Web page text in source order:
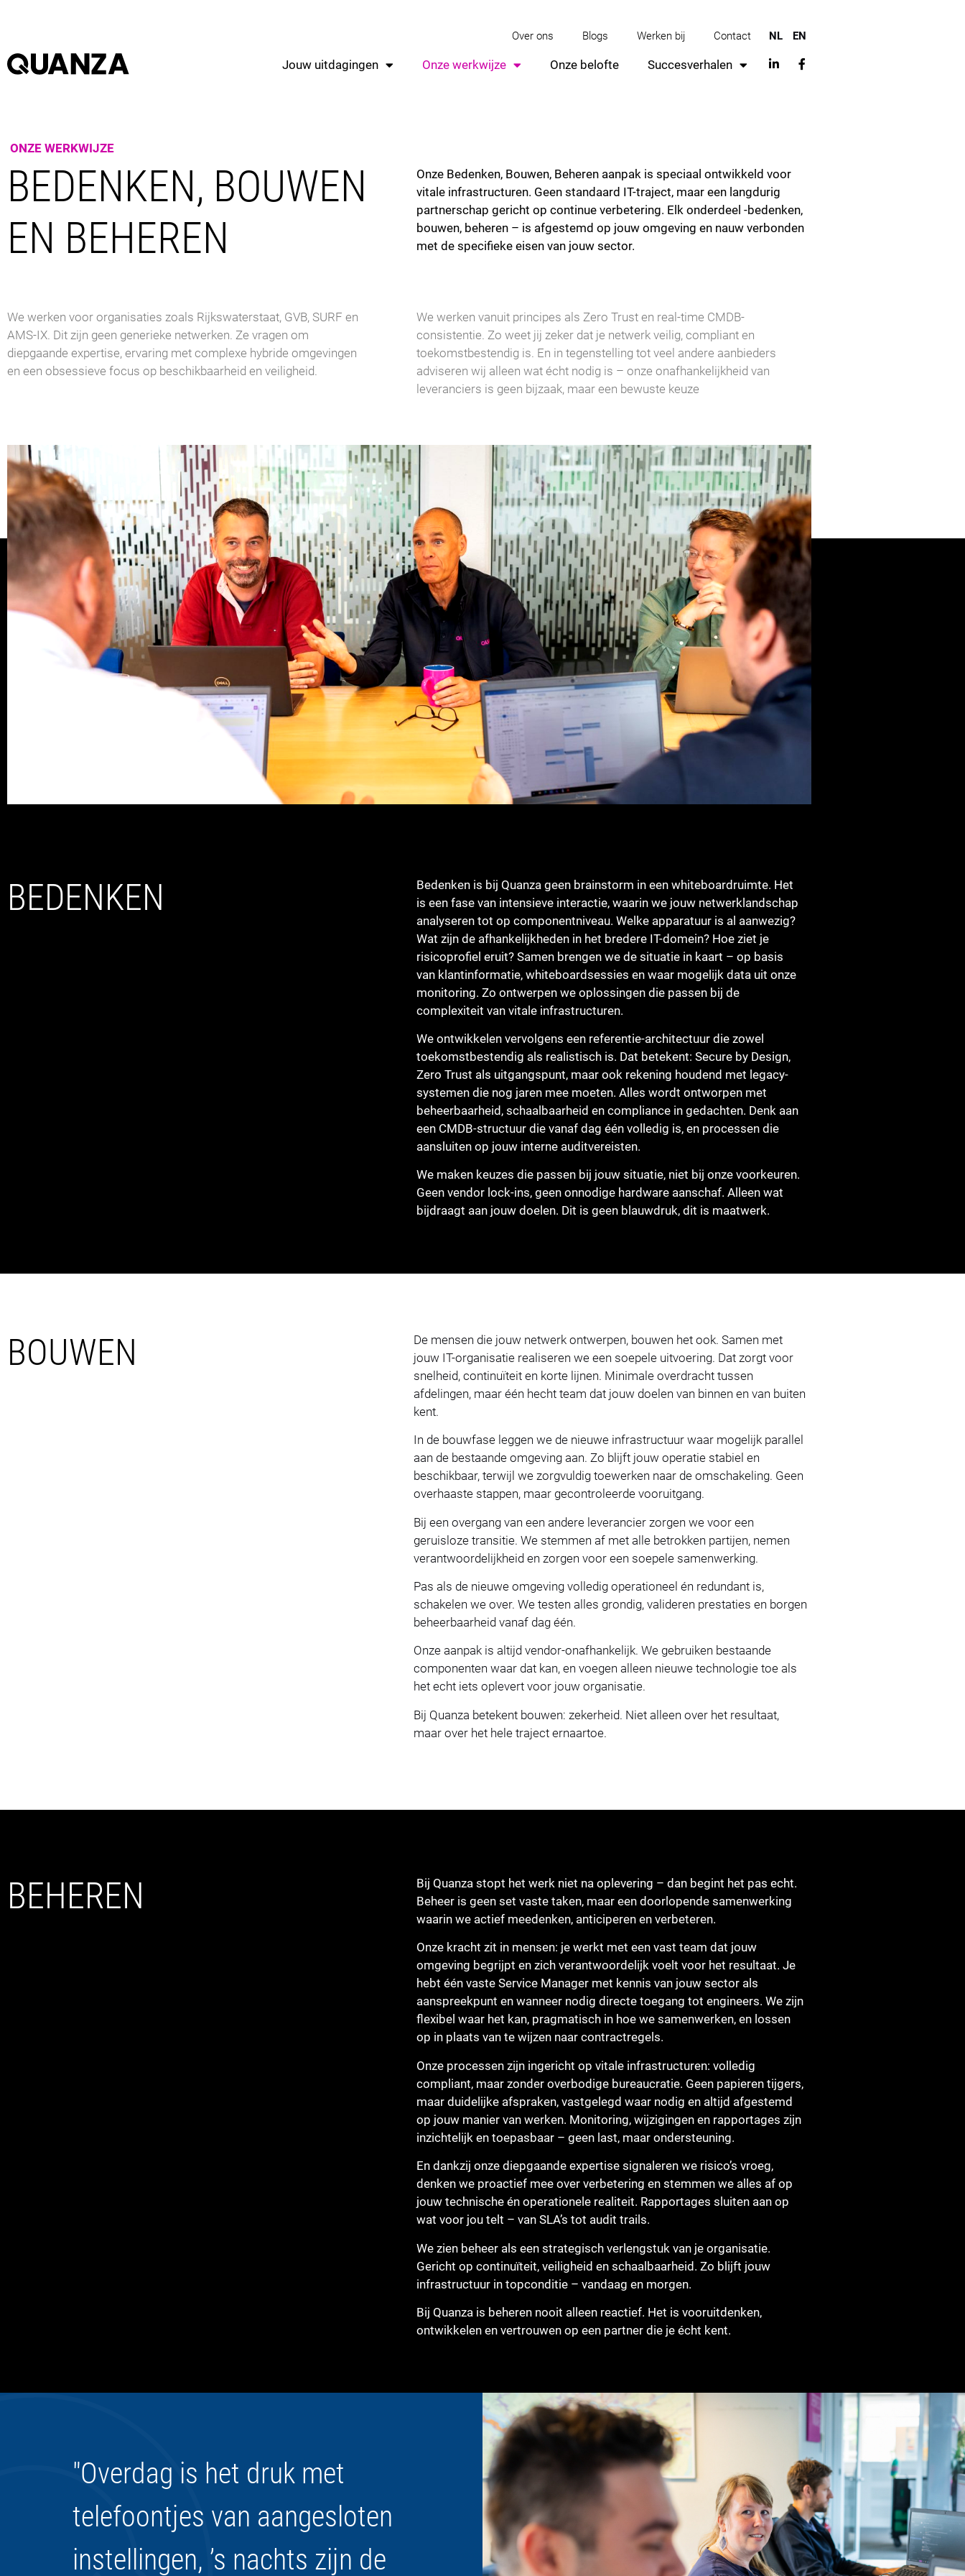
Over ons Blogs Werken bij Contact NL EN
Jouw uitdagingen Onze werkwijze Onze belofte Succesverhalen
ONZE WERKWIJZE
BEDENKEN, BOUWEN
EN BEHEREN
Onze Bedenken, Bouwen, Beheren aanpak is speciaal ontwikkeld voor
vitale infrastructuren. Geen standaard IT-traject, maar een langdurig
partnerschap gericht op continue verbetering. Elk onderdeel -bedenken,
bouwen, beheren – is afgestemd op jouw omgeving en nauw verbonden
met de specifieke eisen van jouw sector.
We werken voor organisaties zoals Rijkswaterstaat, GVB, SURF en
AMS-IX. Dit zijn geen generieke netwerken. Ze vragen om
diepgaande expertise, ervaring met complexe hybride omgevingen
en een obsessieve focus op beschikbaarheid en veiligheid.
We werken vanuit principes als Zero Trust en real-time CMDB-
consistentie. Zo weet jij zeker dat je netwerk veilig, compliant en
toekomstbestendig is. En in tegenstelling tot veel andere aanbieders
adviseren wij alleen wat écht nodig is – onze onafhankelijkheid van
leveranciers is geen bijzaak, maar een bewuste keuze
BEDENKEN
Bedenken is bij Quanza geen brainstorm in een whiteboardruimte. Het
is een fase van intensieve interactie, waarin we jouw netwerklandschap
analyseren tot op componentniveau. Welke apparatuur is al aanwezig?
Wat zijn de afhankelijkheden in het bredere IT-domein? Hoe ziet je
risicoprofiel eruit? Samen brengen we de situatie in kaart – op basis
van klantinformatie, whiteboardsessies en waar mogelijk data uit onze
monitoring. Zo ontwerpen we oplossingen die passen bij de
complexiteit van vitale infrastructuren.
We ontwikkelen vervolgens een referentie-architectuur die zowel
toekomstbestendig als realistisch is. Dat betekent: Secure by Design,
Zero Trust als uitgangspunt, maar ook rekening houdend met legacy-
systemen die nog jaren mee moeten. Alles wordt ontworpen met
beheerbaarheid, schaalbaarheid en compliance in gedachten. Denk aan
een CMDB-structuur die vanaf dag één volledig is, en processen die
aansluiten op jouw interne auditvereisten.
We maken keuzes die passen bij jouw situatie, niet bij onze voorkeuren.
Geen vendor lock-ins, geen onnodige hardware aanschaf. Alleen wat
bijdraagt aan jouw doelen. Dit is geen blauwdruk, dit is maatwerk.
BOUWEN
De mensen die jouw netwerk ontwerpen, bouwen het ook. Samen met
jouw IT-organisatie realiseren we een soepele uitvoering. Dat zorgt voor
snelheid, continuïteit en korte lijnen. Minimale overdracht tussen
afdelingen, maar één hecht team dat jouw doelen van binnen en van buiten
kent.
In de bouwfase leggen we de nieuwe infrastructuur waar mogelijk parallel
aan de bestaande omgeving aan. Zo blijft jouw operatie stabiel en
beschikbaar, terwijl we zorgvuldig toewerken naar de omschakeling. Geen
overhaaste stappen, maar gecontroleerde vooruitgang.
Bij een overgang van een andere leverancier zorgen we voor een
geruisloze transitie. We stemmen af met alle betrokken partijen, nemen
verantwoordelijkheid en zorgen voor een soepele samenwerking.
Pas als de nieuwe omgeving volledig operationeel én redundant is,
schakelen we over. We testen alles grondig, valideren prestaties en borgen
beheerbaarheid vanaf dag één.
Onze aanpak is altijd vendor-onafhankelijk. We gebruiken bestaande
componenten waar dat kan, en voegen alleen nieuwe technologie toe als
het echt iets oplevert voor jouw organisatie.
Bij Quanza betekent bouwen: zekerheid. Niet alleen over het resultaat,
maar over het hele traject ernaartoe.
BEHEREN
Bij Quanza stopt het werk niet na oplevering – dan begint het pas echt.
Beheer is geen set vaste taken, maar een doorlopende samenwerking
waarin we actief meedenken, anticiperen en verbeteren.
Onze kracht zit in mensen: je werkt met een vast team dat jouw
omgeving begrijpt en zich verantwoordelijk voelt voor het resultaat. Je
hebt één vaste Service Manager met kennis van jouw sector als
aanspreekpunt en wanneer nodig directe toegang tot engineers. We zijn
flexibel waar het kan, pragmatisch in hoe we samenwerken, en lossen
op in plaats van te wijzen naar contractregels.
Onze processen zijn ingericht op vitale infrastructuren: volledig
compliant, maar zonder overbodige bureaucratie. Geen papieren tijgers,
maar duidelijke afspraken, vastgelegd waar nodig en altijd afgestemd
op jouw manier van werken. Monitoring, wijzigingen en rapportages zijn
inzichtelijk en toepasbaar – geen last, maar ondersteuning.
En dankzij onze diepgaande expertise signaleren we risico’s vroeg,
denken we proactief mee over verbetering en stemmen we alles af op
jouw technische én operationele realiteit. Rapportages sluiten aan op
wat voor jou telt – van SLA’s tot audit trails.
We zien beheer als een strategisch verlengstuk van je organisatie.
Gericht op continuïteit, veiligheid en schaalbaarheid. Zo blijft jouw
infrastructuur in topconditie – vandaag en morgen.
Bij Quanza is beheren nooit alleen reactief. Het is vooruitdenken,
ontwikkelen en vertrouwen op een partner die je écht kent.
"Overdag is het druk met
telefoontjes van aangesloten
instellingen, ’s nachts zijn de